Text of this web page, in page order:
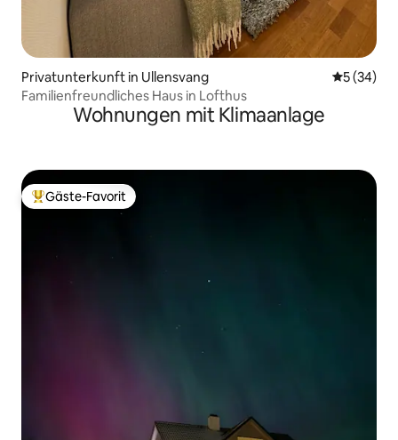
Privatunterkunft in Ullensvang
5 (34)
Familienfreundliches Haus in Lofthus
Wohnungen mit Klimaanlage
Beliebter Gäste-Favorit.
Gäste-Favorit